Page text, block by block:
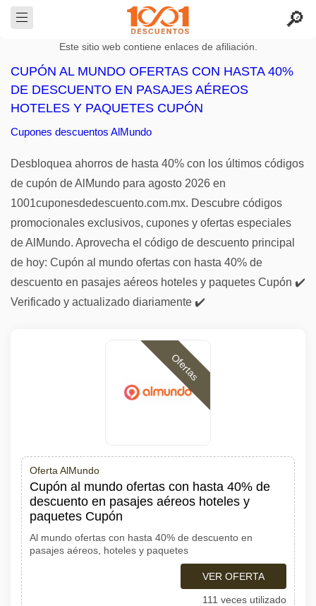
Este sitio web contiene enlaces de afiliación.
CUPÓN AL MUNDO OFERTAS CON HASTA 40%
DE DESCUENTO EN PASAJES AÉREOS
HOTELES Y PAQUETES CUPÓN
Cupones descuentos AlMundo
Desbloquea ahorros de hasta 40% con los últimos códigos
de cupón de AlMundo para agosto 2026 en
1001cuponesdedescuento.com.mx. Descubre códigos
promocionales exclusivos, cupones y ofertas especiales
de AlMundo. Aprovecha el código de descuento principal
de hoy: Cupón al mundo ofertas con hasta 40% de
descuento en pasajes aéreos hoteles y paquetes Cupón ✔️
Verificado y actualizado diariamente ✔️
Ofertas
Oferta AlMundo
Cupón al mundo ofertas con hasta 40% de
descuento en pasajes aéreos hoteles y
paquetes Cupón
Al mundo ofertas con hasta 40% de descuento en
pasajes aéreos, hoteles y paquetes
VER OFERTA
111 veces utilizado